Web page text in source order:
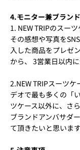
4.モニター兼ブラン
1. NEW TRIPのスー
その感想や写真を
入した商品をプレゼ
から、 3営業日以内
2.NEW TRIPスーツ
デオで最も多くの「
ツケース以外に、さ
ブランドアンバサダ
て頂きたいと思います